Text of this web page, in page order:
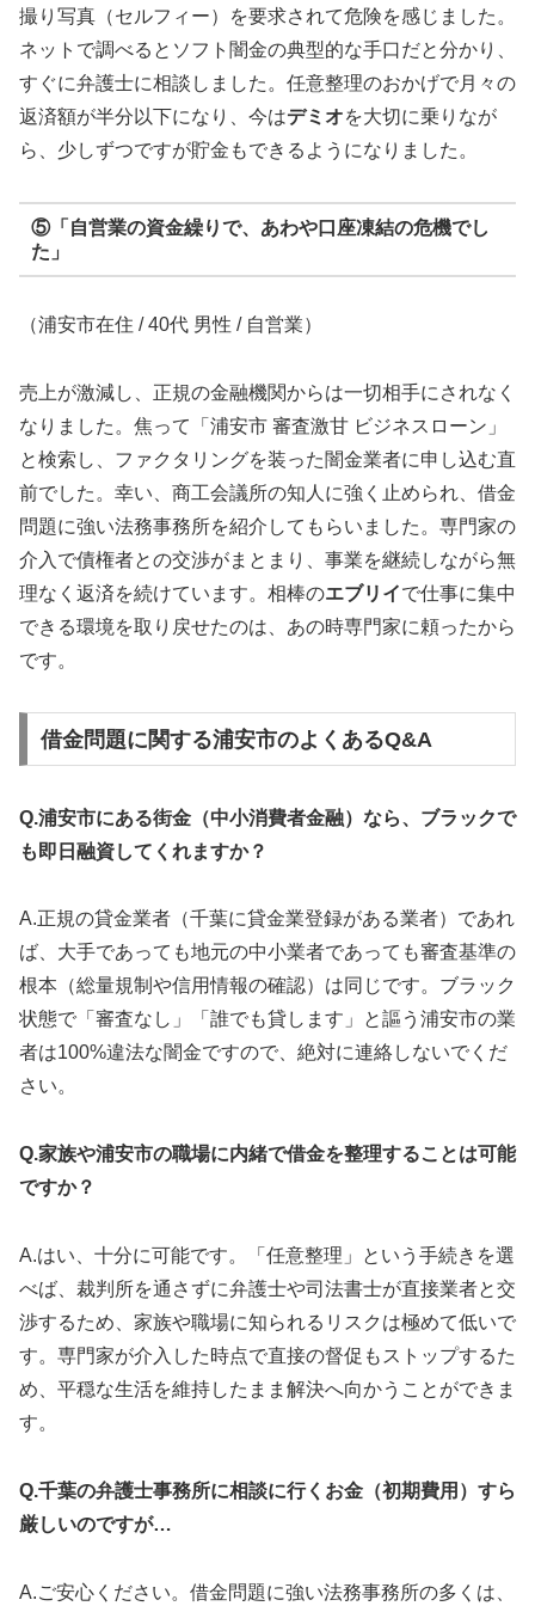
撮り写真（セルフィー）を要求されて危険を感じました。
ネットで調べるとソフト闇金の典型的な手口だと分かり、
すぐに弁護士に相談しました。任意整理のおかげで月々の
返済額が半分以下になり、今はデミオを大切に乗りなが
ら、少しずつですが貯金もできるようになりました。
⑤「自営業の資金繰りで、あわや口座凍結の危機でし
た」
（浦安市在住 / 40代 男性 / 自営業）
売上が激減し、正規の金融機関からは一切相手にされなく
なりました。焦って「浦安市 審査激甘 ビジネスローン」
と検索し、ファクタリングを装った闇金業者に申し込む直
前でした。幸い、商工会議所の知人に強く止められ、借金
問題に強い法務事務所を紹介してもらいました。専門家の
介入で債権者との交渉がまとまり、事業を継続しながら無
理なく返済を続けています。相棒のエブリイで仕事に集中
できる環境を取り戻せたのは、あの時専門家に頼ったから
です。
借金問題に関する浦安市のよくあるQ&A
Q.浦安市にある街金（中小消費者金融）なら、ブラックで
も即日融資してくれますか？
A.正規の貸金業者（千葉に貸金業登録がある業者）であれ
ば、大手であっても地元の中小業者であっても審査基準の
根本（総量規制や信用情報の確認）は同じです。ブラック
状態で「審査なし」「誰でも貸します」と謳う浦安市の業
者は100%違法な闇金ですので、絶対に連絡しないでくだ
さい。
Q.家族や浦安市の職場に内緒で借金を整理することは可能
ですか？
A.はい、十分に可能です。「任意整理」という手続きを選
べば、裁判所を通さずに弁護士や司法書士が直接業者と交
渉するため、家族や職場に知られるリスクは極めて低いで
す。専門家が介入した時点で直接の督促もストップするた
め、平穏な生活を維持したまま解決へ向かうことができま
す。
Q.千葉の弁護士事務所に相談に行くお金（初期費用）すら
厳しいのですが…
A.ご安心ください。借金問題に強い法務事務所の多くは、